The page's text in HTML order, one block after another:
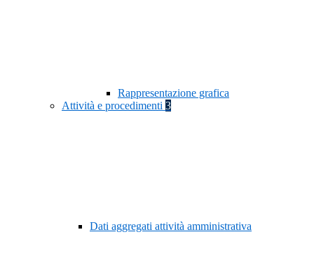
Rappresentazione grafica
Attività e procedimenti 3
Dati aggregati attività amministrativa